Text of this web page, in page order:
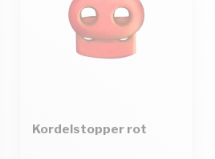
Kordelstopper rot